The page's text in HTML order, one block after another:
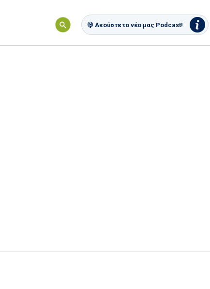
Ακούστε το νέο μας Podcast!